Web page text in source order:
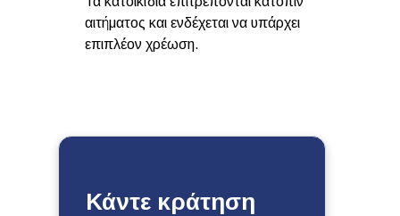
αιτήματος και ενδέχεται να υπάρχει
επιπλέον χρέωση.
Κάντε κράτηση